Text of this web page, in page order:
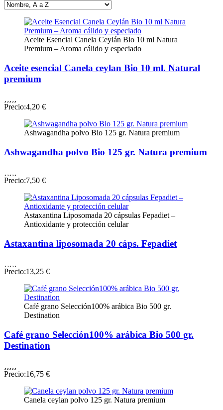
Aceite Esencial Canela Ceylán Bio 10 ml Natura
Premium – Aroma cálido y especiado
Aceite esencial Canela ceylan Bio 10 ml. Natural
premium
Precio:4,20 €
Ashwagandha polvo Bio 125 gr. Natura premium
Ashwagandha polvo Bio 125 gr. Natura premium
Precio:7,50 €
Astaxantina Liposomada 20 cápsulas Fepadiet –
Antioxidante y protección celular
Astaxantina liposomada 20 cáps. Fepadiet
Precio:13,25 €
Café grano Selección100% arábica Bio 500 gr.
Destination
Café grano Selección100% arábica Bio 500 gr.
Destination
Precio:16,75 €
Canela ceylan polvo 125 gr. Natura premium